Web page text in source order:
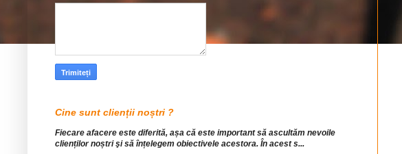
Cine sunt clienții noștri ?
Fiecare afacere este diferită, așa că este important să ascultăm nevoile
clienților noștri şi să înțelegem obiectivele acestora. În acest s...